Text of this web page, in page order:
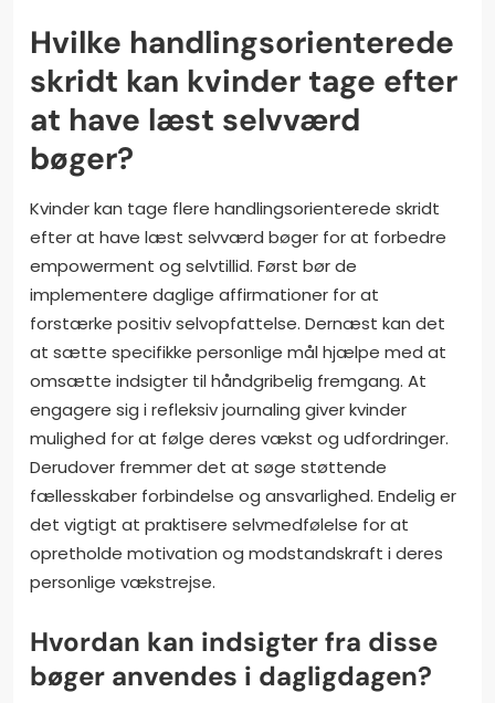
Hvilke handlingsorienterede
skridt kan kvinder tage efter
at have læst selvværd
bøger?
Kvinder kan tage flere handlingsorienterede skridt
efter at have læst selvværd bøger for at forbedre
empowerment og selvtillid. Først bør de
implementere daglige affirmationer for at
forstærke positiv selvopfattelse. Dernæst kan det
at sætte specifikke personlige mål hjælpe med at
omsætte indsigter til håndgribelig fremgang. At
engagere sig i refleksiv journaling giver kvinder
mulighed for at følge deres vækst og udfordringer.
Derudover fremmer det at søge støttende
fællesskaber forbindelse og ansvarlighed. Endelig er
det vigtigt at praktisere selvmedfølelse for at
opretholde motivation og modstandskraft i deres
personlige vækstrejse.
Hvordan kan indsigter fra disse
bøger anvendes i dagligdagen?